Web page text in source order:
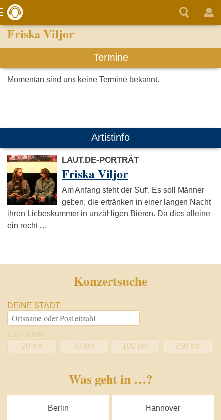
Friska Viljor
Termine
Momentan sind uns keine Termine bekannt.
Artistinfo
LAUT.DE-PORTRÄT
Friska Viljor
Am Anfang steht der Suff. Es soll Männer
geben, die ertränken in einer langen Nacht
ihren Liebeskummer in unzähligen Bieren. Da dies alleine
ein recht …
Konzertsuche
DEINE STADT
UMKREIS
20 km
50 km 100 km 250 km
Was geht in …?
Berlin Hannover